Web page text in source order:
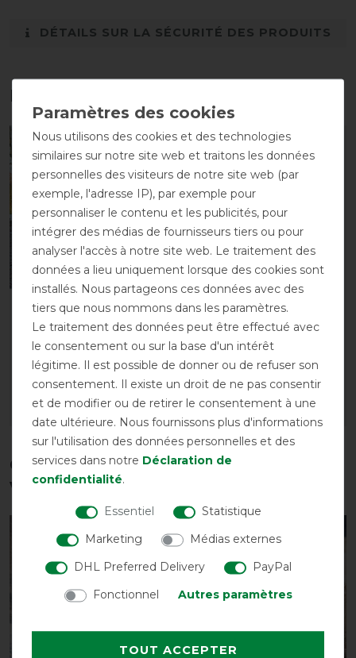
DÉTAILS SUR LA SÉCURITÉ DES PRODUITS
Les accessoires parfaits pour vous
-30%
EQuest Halifax Turnout
Rain - Noir/Gris
avant 99,95 €
69,95 € *
-30%
EQuest Halifax Turnout
Rain - Marine/ Rouge/
Blanc
avant 99,95 €
69,95 € *
Ces produits pourraient également
vous intéresser
-10%
Nous utilisons des cookies et des technologies
similaires sur notre site web et traitons les données
personnelles des visiteurs de notre site web (par
exemple, l'adresse IP), par exemple pour
personnaliser le contenu et les publicités, pour
intégrer des médias de fournisseurs tiers ou pour
analyser l'accès à notre site web. Le traitement des
données a lieu uniquement lorsque des cookies sont
installés. Nous partageons ces données avec des
tiers que nous nommons dans les paramètres.
Le traitement des données peut être effectué avec
le consentement ou sur la base d'un intérêt
légitime. Il est possible de donner ou de refuser son
consentement. Il existe un droit de ne pas consentir
et de modifier ou de retirer le consentement à une
date ultérieure. Nous fournissons plus d'informations
sur l'utilisation des données personnelles et des
services dans notre Déclaration de
confidentialité.
Essentiel
Statistique
Marketing
Médias externes
DHL Preferred Delivery
PayPal
Fonctionnel
Autres paramètres
TOUT ACCEPTER